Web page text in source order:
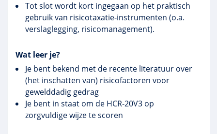
Tot slot wordt kort ingegaan op het praktisch
gebruik van risicotaxatie-instrumenten (o.a.
verslaglegging, risicomanagement).
Wat leer je?
Je bent bekend met de recente literatuur over
(het inschatten van) risicofactoren voor
gewelddadig gedrag
Je bent in staat om de HCR-20V3 op
zorgvuldige wijze te scoren